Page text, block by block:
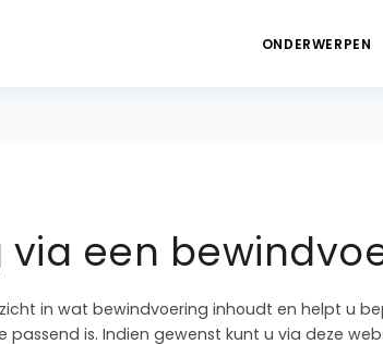
ONDERWERPEN
een
in wat bewindvoering inhoudt en helpt u
passend is. Indien gewenst kunt u via deze